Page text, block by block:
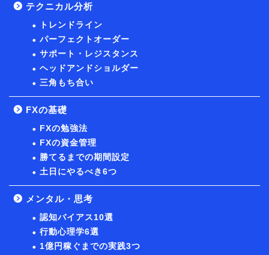
テクニカル分析
トレンドライン
パーフェクトオーダー
サポート・レジスタンス
ヘッドアンドショルダー
三角もち合い
FXの基礎
FXの勉強法
FXの資金管理
勝てるまでの期間設定
土日にやるべき6つ
メンタル・思考
認知バイアス10選
行動心理学6選
1億円稼ぐまでの実践3つ